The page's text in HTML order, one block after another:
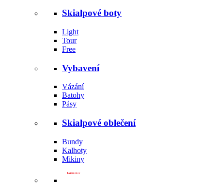
Skialpové boty
Light
Tour
Free
Vybavení
Vázání
Batohy
Pásy
Skialpové oblečení
Bundy
Kalhoty
Mikiny